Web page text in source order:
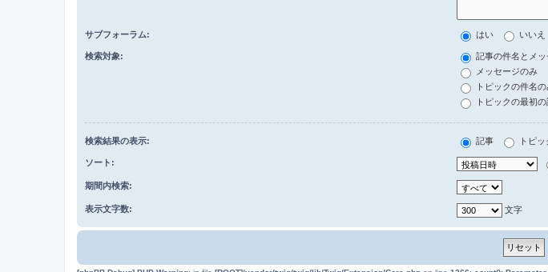
サブフォーラム: はい いいえ
検索対象:
記事の件名とメッ
メッセージのみ
トピックの件名
トピックの最初
検索結果の表示: 記事 トピッ
ソート:
期間内検索:
表示文字数: 文字